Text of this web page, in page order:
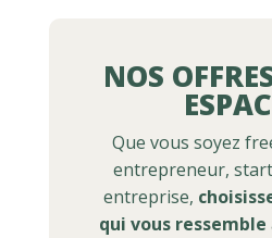
NOS
Que vous soyez
entrepreneur,
entreprise,
qui vous ressemble